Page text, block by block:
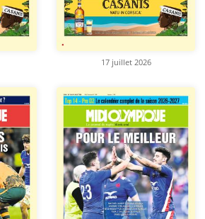
17 juillet 2026